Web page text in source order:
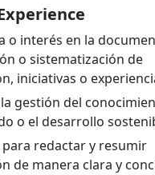
o interés en la
o sistematización de
iniciativas o
gestión del
o el desarrollo
para redactar y resumir
de manera clara y